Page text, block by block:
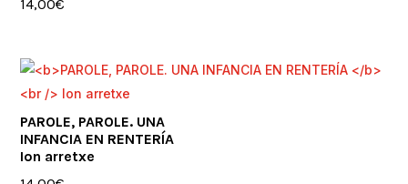
14,00€
PAROLE, PAROLE. UNA
INFANCIA EN RENTERÍA
Ion arretxe